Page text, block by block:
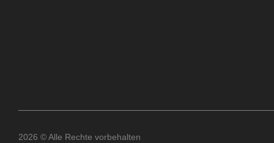
2026 © Alle Rechte vorbehalten